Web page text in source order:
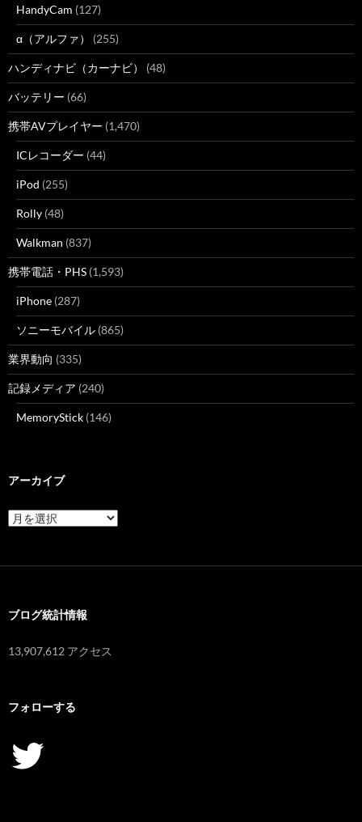
HandyCam (127)
α（アルファ） (255)
ハンディナビ（カーナビ） (48)
バッテリー (66)
携帯AVプレイヤー (1,470)
ICレコーダー (44)
iPod (255)
Rolly (48)
Walkman (837)
携帯電話・PHS (1,593)
iPhone (287)
ソニーモバイル (865)
業界動向 (335)
記録メディア (240)
MemoryStick (146)
アーカイブ
ア
ー
ブログ統計情報
13,907,612 アクセス
フォローする
Twitter